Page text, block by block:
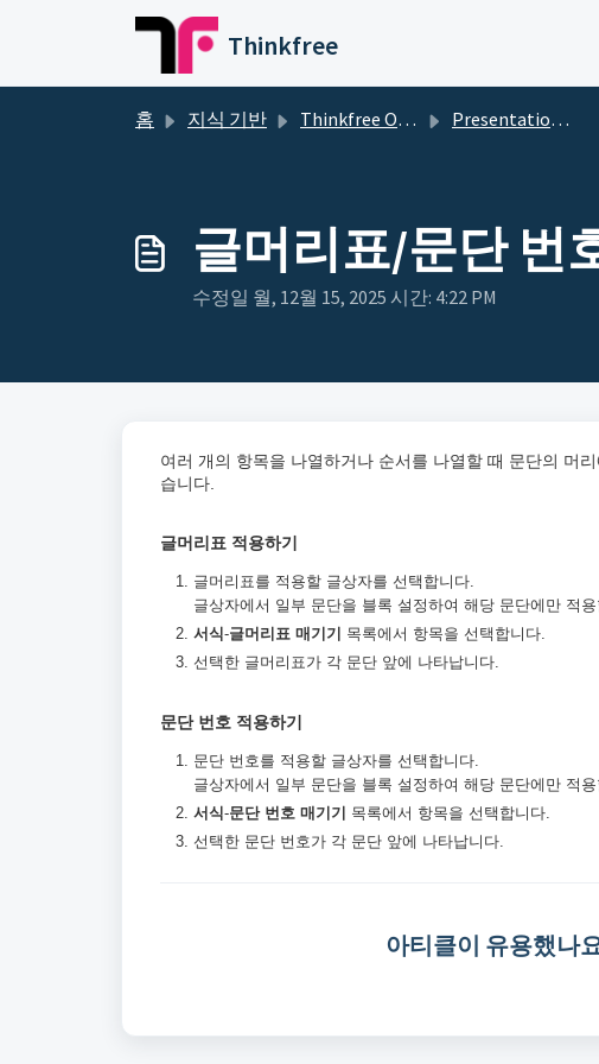
주요 콘텐츠로 건너뛰기
Thinkfree
홈 지식 기반 Thinkfree Office Presentation 도움말
글머리표/문단 번
수정일 월, 12월 15, 2025 시간: 4:22 PM
여러 개의 항목을 나열하거나 순서를 나열할 때 문단의 머
습니다.
글머리표 적용하기
글머리표를 적용할 글상자를 선택합니다.
글상자에서 일부 문단을 블록 설정하여 해당 문단에만 적
서식-글머리표 매기기
목록에서 항목을 선택합니다.
선택한 글머리표가 각 문단 앞에 나타납니다.
문단 번호 적용하기
문단 번호를 적용할 글상자를 선택합니다.
글상자에서 일부 문단을 블록 설정하여 해당 문단에만 적
서식-문단 번호 매기기
목록에서 항목을 선택합니다.
선택한 문단 번호가 각 문단 앞에 나타납니다.
아티클이 유용했나